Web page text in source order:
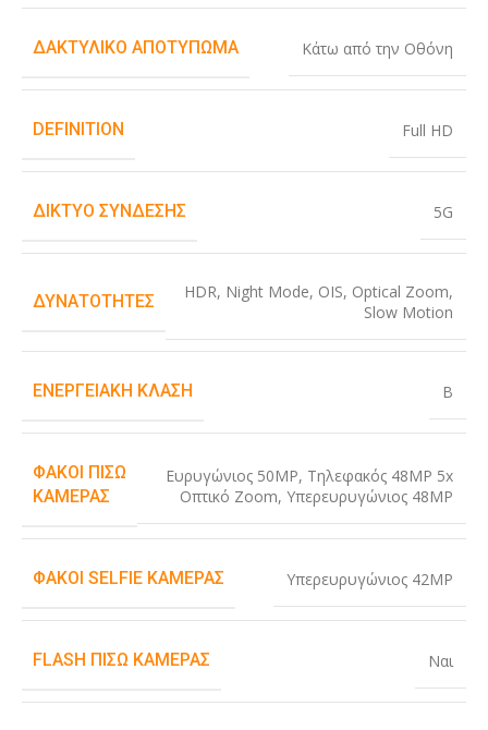
ΔΑΚΤΥΛΙΚΌ ΑΠΟΤΎΠΩΜΑ Κάτω από την Οθόνη
DEFINITION Full HD
ΔΊΚΤΥΟ ΣΎΝΔΕΣΗΣ 5G
ΔΥΝΑΤΌΤΗΤΕΣ HDR, Night Mode, OIS, Optical Zoom,
Slow Motion
ΕΝΕΡΓΕΙΑΚΉ ΚΛΆΣΗ B
ΦΑΚΟΊ ΠΊΣΩ
ΚΆΜΕΡΑΣ
Ευρυγώνιος 50MP, Τηλεφακός 48MP 5x
Οπτικό Zoom, Υπερευρυγώνιος 48MP
ΦΑΚΟΊ SELFIE ΚΆΜΕΡΑΣ Υπερευρυγώνιος 42MP
FLASH ΠΊΣΩ ΚΆΜΕΡΑΣ Ναι